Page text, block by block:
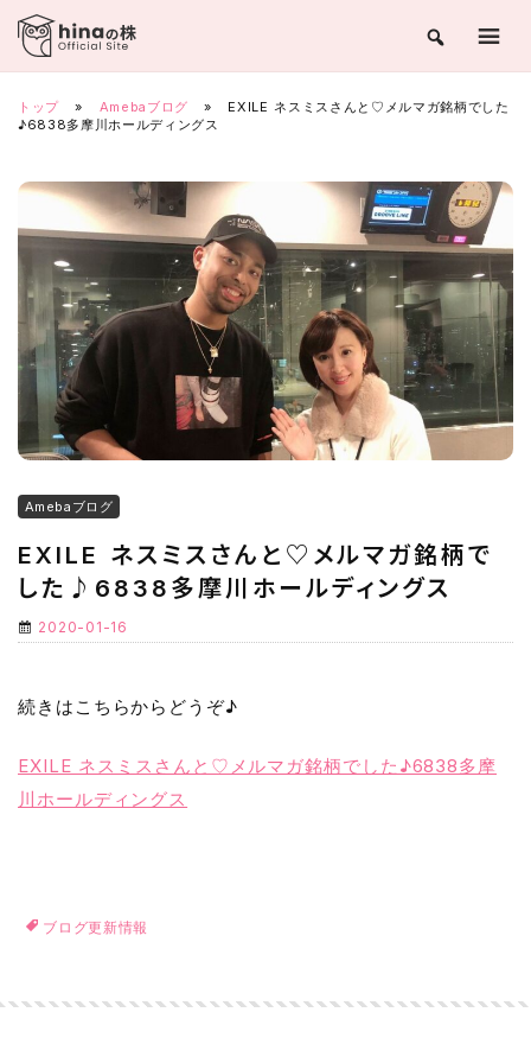
Skip
content
トップ » Amebaブログ »
EXILE ネスミスさんと♡メルマガ銘柄でした
♪6838多摩川ホールディングス
Amebaブログ
EXILE ネスミスさんと♡メルマガ銘柄で
した♪6838多摩川ホールディングス
2020-01-16
続きはこちらからどうぞ♪
EXILE ネスミスさんと♡メルマガ銘柄でした♪6838多摩
川ホールディングス
ブログ更新情報